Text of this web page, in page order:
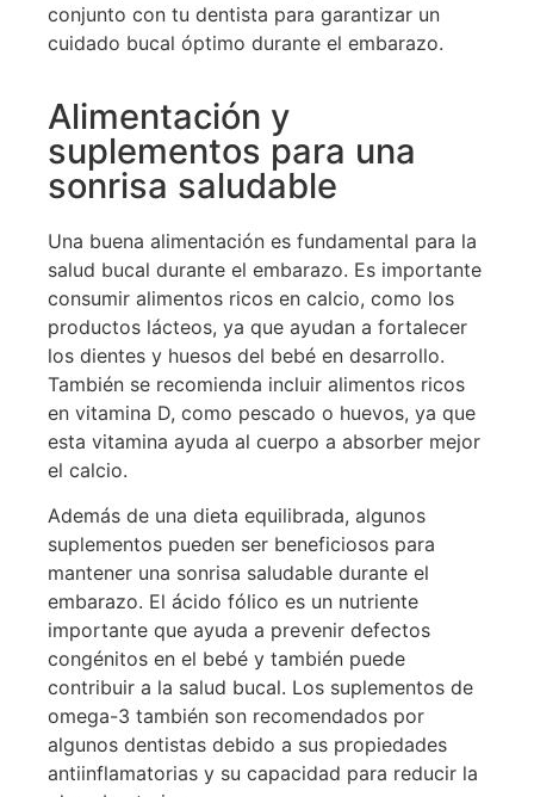
conjunto con tu dentista para garantizar un
cuidado bucal óptimo durante el embarazo.
Alimentación y
suplementos para una
sonrisa saludable
Una buena alimentación es fundamental para la
salud bucal durante el embarazo. Es importante
consumir alimentos ricos en calcio, como los
productos lácteos, ya que ayudan a fortalecer
los dientes y huesos del bebé en desarrollo.
También se recomienda incluir alimentos ricos
en vitamina D, como pescado o huevos, ya que
esta vitamina ayuda al cuerpo a absorber mejor
el calcio.
Además de una dieta equilibrada, algunos
suplementos pueden ser beneficiosos para
mantener una sonrisa saludable durante el
embarazo. El ácido fólico es un nutriente
importante que ayuda a prevenir defectos
congénitos en el bebé y también puede
contribuir a la salud bucal. Los suplementos de
omega-3 también son recomendados por
algunos dentistas debido a sus propiedades
antiinflamatorias y su capacidad para reducir la